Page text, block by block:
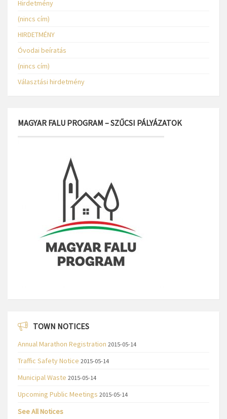
Hirdetmény
(nincs cím)
HIRDETMÉNY
Óvodai beíratás
(nincs cím)
Választási hirdetmény
MAGYAR FALU PROGRAM – SZŰCSI PÁLYÁZATOK
TOWN NOTICES
Annual Marathon Registration 2015-05-14
Traffic Safety Notice 2015-05-14
Municipal Waste 2015-05-14
Upcoming Public Meetings 2015-05-14
See All Notices